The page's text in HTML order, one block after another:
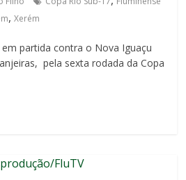
,Xerém
partida contra o Nova Iguaçu
pela sexta rodada da Copa